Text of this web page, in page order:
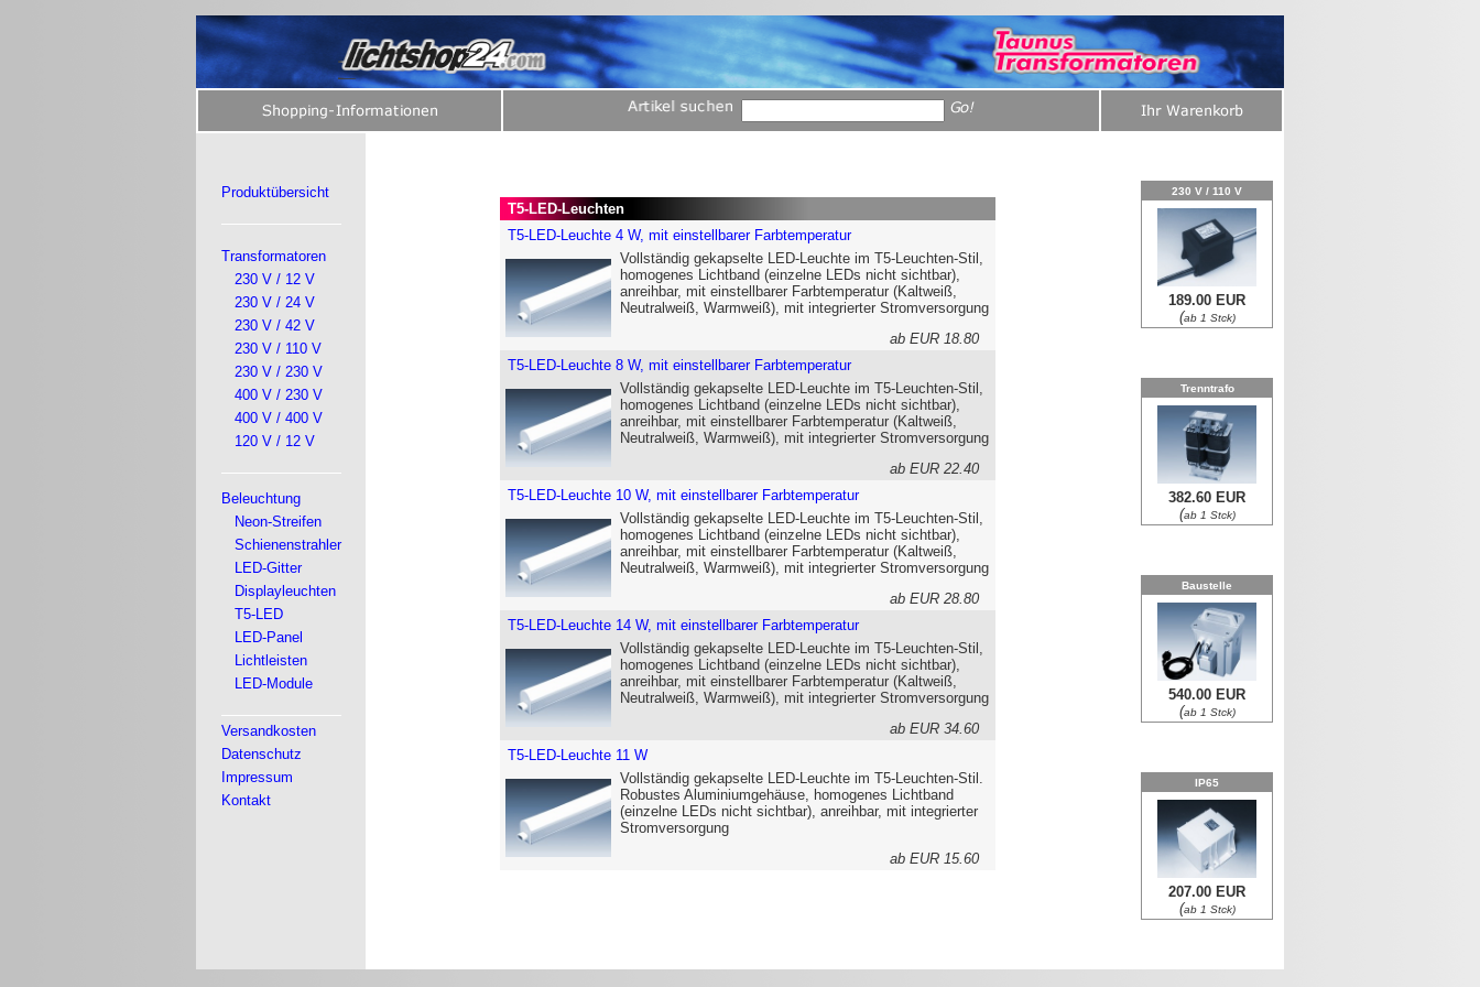
Produktübersicht
Transformatoren
230 V / 12 V
230 V / 24 V
230 V / 42 V
230 V / 110 V
230 V / 230 V
400 V / 230 V
400 V / 400 V
120 V / 12 V
Beleuchtung
Neon-Streifen
Schienenstrahler
LED-Gitter
Displayleuchten
T5-LED
LED-Panel
Lichtleisten
LED-Module
Versandkosten
Datenschutz
Impressum
Kontakt
T5-LED-Leuchten
T5-LED-Leuchte 4 W, mit einstellbarer Farbtemperatur
Vollständig gekapselte LED-Leuchte im T5-Leuchten-Stil,
homogenes Lichtband (einzelne LEDs nicht sichtbar),
anreihbar, mit einstellbarer Farbtemperatur (Kaltweiß,
Neutralweiß, Warmweiß), mit integrierter Stromversorgung
ab EUR 18.80
T5-LED-Leuchte 8 W, mit einstellbarer Farbtemperatur
Vollständig gekapselte LED-Leuchte im T5-Leuchten-Stil,
homogenes Lichtband (einzelne LEDs nicht sichtbar),
anreihbar, mit einstellbarer Farbtemperatur (Kaltweiß,
Neutralweiß, Warmweiß), mit integrierter Stromversorgung
ab EUR 22.40
T5-LED-Leuchte 10 W, mit einstellbarer Farbtemperatur
Vollständig gekapselte LED-Leuchte im T5-Leuchten-Stil,
homogenes Lichtband (einzelne LEDs nicht sichtbar),
anreihbar, mit einstellbarer Farbtemperatur (Kaltweiß,
Neutralweiß, Warmweiß), mit integrierter Stromversorgung
ab EUR 28.80
T5-LED-Leuchte 14 W, mit einstellbarer Farbtemperatur
Vollständig gekapselte LED-Leuchte im T5-Leuchten-Stil,
homogenes Lichtband (einzelne LEDs nicht sichtbar),
anreihbar, mit einstellbarer Farbtemperatur (Kaltweiß,
Neutralweiß, Warmweiß), mit integrierter Stromversorgung
ab EUR 34.60
T5-LED-Leuchte 11 W
Vollständig gekapselte LED-Leuchte im T5-Leuchten-Stil.
Robustes Aluminiumgehäuse, homogenes Lichtband
(einzelne LEDs nicht sichtbar), anreihbar, mit integrierter
Stromversorgung
ab EUR 15.60
230 V / 110 V
189.00 EUR
(ab 1 Stck)
Trenntrafo
382.60 EUR
(ab 1 Stck)
Baustelle
540.00 EUR
(ab 1 Stck)
IP65
207.00 EUR
(ab 1 Stck)